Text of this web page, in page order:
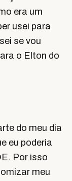
era um
usei para
se vou
o Elton do
do meu dia
eu poderia
Por isso
meu